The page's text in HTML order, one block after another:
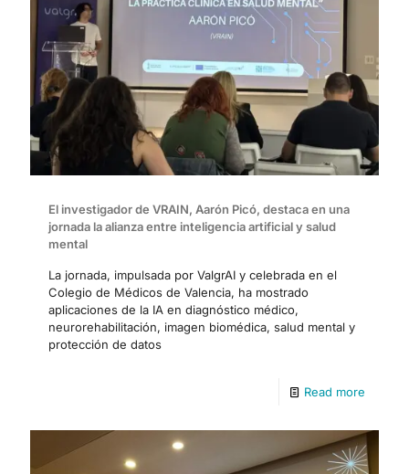
El investigador de VRAIN, Aarón Picó, destaca en una
jornada la alianza entre inteligencia artificial y salud
mental
La jornada, impulsada por ValgrAI y celebrada en el
Colegio de Médicos de Valencia, ha mostrado
aplicaciones de la IA en diagnóstico médico,
neurorehabilitación, imagen biomédica, salud mental y
protección de datos
Read more